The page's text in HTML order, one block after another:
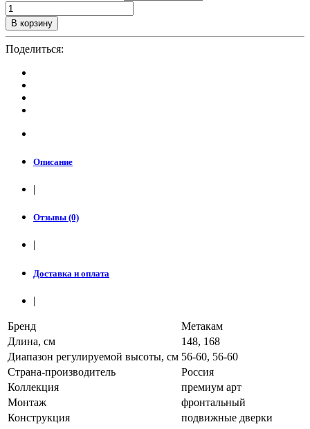
В корзину
Поделиться:
Описание
|
Отзывы (0)
|
Доставка и оплата
|
Бренд
Метакам
Длина, см
148, 168
Диапазон регулируемой высоты, см 56-60, 56-60
Страна-производитель
Россия
Коллекция
премиум арт
Монтаж
фронтальный
Конструкция
подвижные дверки